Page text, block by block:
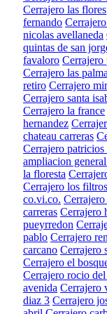
Cerrajero las flores
fernando
nicolas avellaneda
quintas de san
favaloro Cerrajero
Cerrajero las
retiro Cerrajero
Cerrajero santa
Cerrajero la france
hernandez
chateau carreras
Cerrajero patricios
ampliacion
la floresta
Cerrajero los filtros
co.vi.co.
carreras Cerrajero
pueyrredon
pablo Cerrajero
carcano Cerrajero
Cerrajero el
Cerrajero rocio
avenida Cerrajero
diaz 3 Cerrajero